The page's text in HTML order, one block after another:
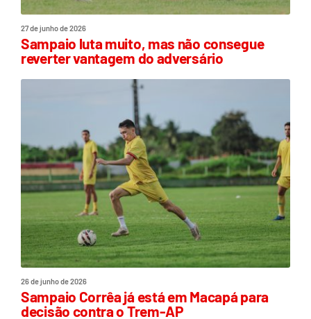
27 de junho de 2026
Sampaio luta muito, mas não consegue
reverter vantagem do adversário
26 de junho de 2026
Sampaio Corrêa já está em Macapá para
decisão contra o Trem-AP